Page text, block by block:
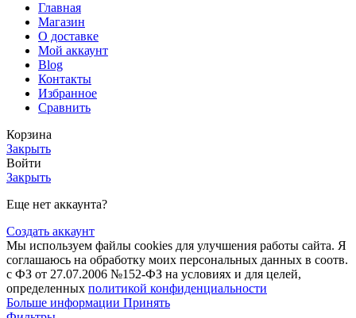
Главная
Магазин
О доставке
Мой аккаунт
Blog
Контакты
Избранное
Сравнить
Корзина
Закрыть
Войти
Закрыть
Еще нет аккаунта?
Создать аккаунт
Мы используем файлы cookies для улучшения работы сайта. Я
соглашаюсь на обработку моих персональных данных в соотв.
с ФЗ от 27.07.2006 №152-ФЗ на условиях и для целей,
определенных политикой конфиденциальности
Больше информации Принять